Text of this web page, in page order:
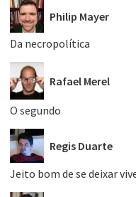
Philip Mayer
Da necropolítica
Rafael Merel
O segundo
Regis Duarte
Jeito bom de se deixar